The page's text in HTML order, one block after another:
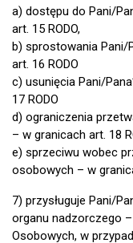
a) dostępu do Pani/
art. 15 RODO,
b) sprostowania Pani/
art. 16 RODO
c) usunięcia Pani/
17 RODO
d) ograniczenia
– w granicach art. 18
e) sprzeciwu wobec
osobowych – w
7) przysługuje Pani/
organu nadzorczego
Osobowych, w